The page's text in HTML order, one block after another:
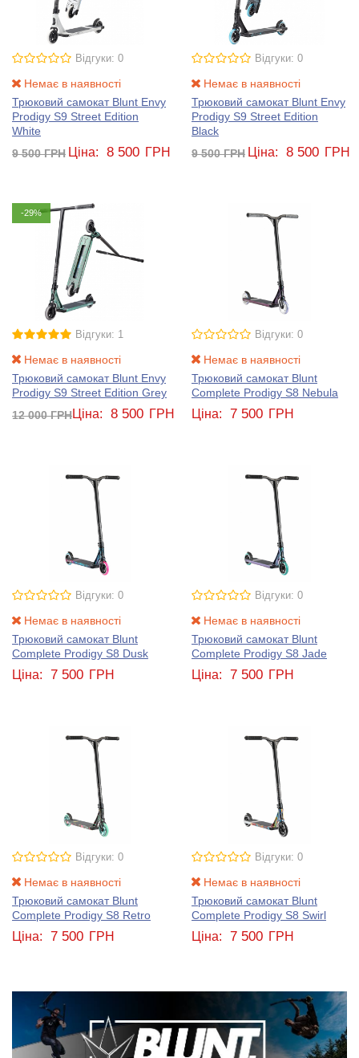
Відгуки: 0
Немає в наявності
Трюковий самокат Blunt Envy
Prodigy S9 Street Edition
White
9 500ГРН Ціна: 8 500 ГРН
Відгуки: 0
Немає в наявності
Трюковий самокат Blunt Envy
Prodigy S9 Street Edition
Black
9 500ГРН Ціна: 8 500 ГРН
-29%
Відгуки: 1
Немає в наявності
Трюковий самокат Blunt Envy
Prodigy S9 Street Edition Grey
12 000ГРНЦіна: 8 500 ГРН
Відгуки: 0
Немає в наявності
Трюковий самокат Blunt
Complete Prodigy S8 Nebula
Ціна: 7 500 ГРН
Відгуки: 0
Немає в наявності
Трюковий самокат Blunt
Complete Prodigy S8 Dusk
Ціна: 7 500 ГРН
Відгуки: 0
Немає в наявності
Трюковий самокат Blunt
Complete Prodigy S8 Jade
Ціна: 7 500 ГРН
Відгуки: 0
Немає в наявності
Трюковий самокат Blunt
Complete Prodigy S8 Retro
Ціна: 7 500 ГРН
Відгуки: 0
Немає в наявності
Трюковий самокат Blunt
Complete Prodigy S8 Swirl
Ціна: 7 500 ГРН